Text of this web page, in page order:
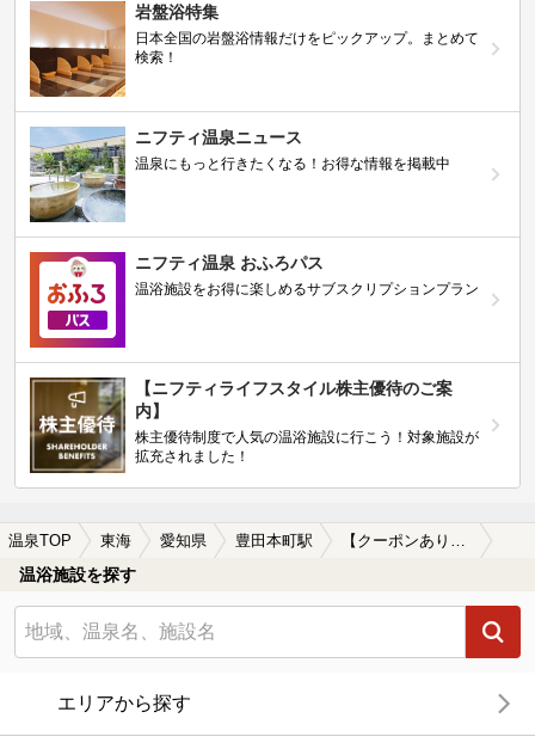
岩盤浴特集
日本全国の岩盤浴情報だけをピックアップ。まとめて
検索！
ニフティ温泉ニュース
温泉にもっと行きたくなる！お得な情報を掲載中
ニフティ温泉 おふろパス
温浴施設をお得に楽しめるサブスクリプションプラン
【ニフティライフスタイル株主優待のご案
内】
株主優待制度で人気の温浴施設に行こう！対象施設が
拡充されました！
温泉TOP 東海 愛知県 豊田本町駅 【クーポンあり】水風呂が楽しめる豊田本町駅近くの温泉、日帰り温泉、スーパー銭湯おすすめ
温浴施設を探す
エリアから探す